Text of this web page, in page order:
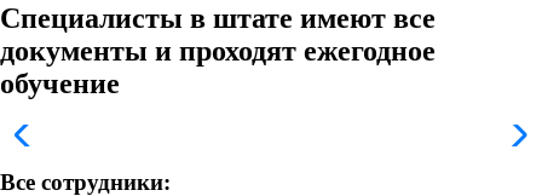
Специалисты в штате имеют все
документы и проходят ежегодное
обучение
Все с отрудники: